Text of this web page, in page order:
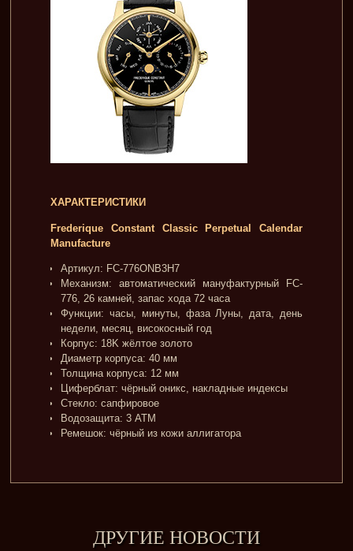
ХАРАКТЕРИСТИКИ
Frederique Constant Classic Perpetual Calendar
Manufacture
Артикул: FC-776ONB3H7
Механизм: автоматический мануфактурный FC-
776, 26 камней, запас хода 72 часа
Функции: часы, минуты, фаза Луны, дата, день
недели, месяц, високосный год
Корпус: 18K жёлтое золото
Диаметр корпуса: 40 мм
Толщина корпуса: 12 мм
Циферблат: чёрный оникс, накладные индексы
Стекло: сапфировое
Водозащита: 3 ATM
Ремешок: чёрный из кожи аллигатора
ДРУГИЕ НОВОСТИ